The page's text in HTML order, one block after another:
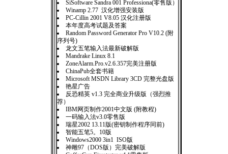
SiSoftware Sandra 001 Professiona(零售版）
Winamp 2.77 汉化增强安装版
PC-Cillin 2001 V8.05 汉化注册版
本年度高考试题及答案
Random Password Generator Pro V10.2 (附
序列号)
龙文五笔输入法最新破解版
Mandrake Linux 8.1
ZoneAlarm.Pro.v2.6.357完美注册版
ChinaPub全套书籍
Microsoft MSDN Library 3CD 完整光盘版
艳星广告
反恐精英 v1.3 完全商业升级版（强烈推
荐）
IBM网页制作2001中文版 (附教程)
一码输入法v3.0零售版
瑞星2002 13.11版(密钥制作程序同前)
智能五笔5。10版
Windows2000 3in1 ISO版
神雕97（DOS版）完美破解版